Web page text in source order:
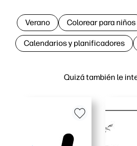
Quizá también le
Verano Colorear para niños
Calendarios y planificadores